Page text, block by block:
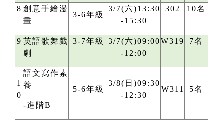
8 創意手繪漫
畫
3-6年級
3/7(六)13:30
-15:30
302 10名
9 英語歌舞戲
劇
3-7年級
3/7(六)09:00
-12:00
W319 7名
1
0
語文寫作素
養
-進階B
5-6年級
3/8(日)09:30
-12:30
W311 5名